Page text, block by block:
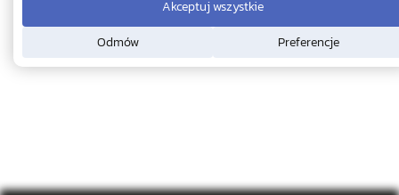
Odmów Preferencje
Akceptuj wszystkie